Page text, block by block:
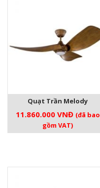
Quạt Trần Melody
11.860.000 VNĐ (đã bao
gồm VAT)